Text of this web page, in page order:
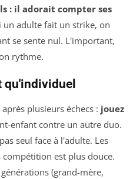
: il adorait compter ses
un adulte fait un strike, on
se sente nul. L'important,
rythme.
qu'individuel
plusieurs échecs : jouez
enfant contre un autre duo.
seul face à l'adulte. Les
est plus douce.
(grand-mère,